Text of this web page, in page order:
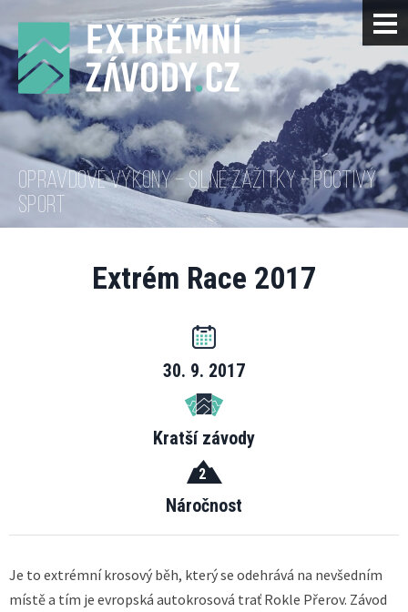
OPRAVDOVÉ VÝKONY – SILNÉ ZÁŽITKY – POCTIVÝ
SPORT
Extrém Race 2017
30. 9. 2017
Kratší závody
2
Náročnost
Je to extrémní krosový běh, který se odehrává na nevšedním
místě a tím je evropská autokrosová trať Rokle Přerov. Závod